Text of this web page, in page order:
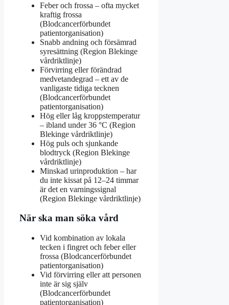
Feber och frossa – ofta mycket
kraftig frossa
(Blodcancerförbundet
patientorganisation)
Snabb andning och försämrad
syresättning (Region Blekinge
vårdriktlinje)
Förvirring eller förändrad
medvetandegrad – ett av de
vanligaste tidiga tecknen
(Blodcancerförbundet
patientorganisation)
Hög eller låg kroppstemperatur
– ibland under 36 °C (Region
Blekinge vårdriktlinje)
Hög puls och sjunkande
blodtryck (Region Blekinge
vårdriktlinje)
Minskad urinproduktion – har
du inte kissat på 12–24 timmar
är det en varningssignal
(Region Blekinge vårdriktlinje)
När ska man söka vård
Vid kombination av lokala
tecken i fingret och feber eller
frossa (Blodcancerförbundet
patientorganisation)
Vid förvirring eller att personen
inte är sig själv
(Blodcancerförbundet
patientorganisation)